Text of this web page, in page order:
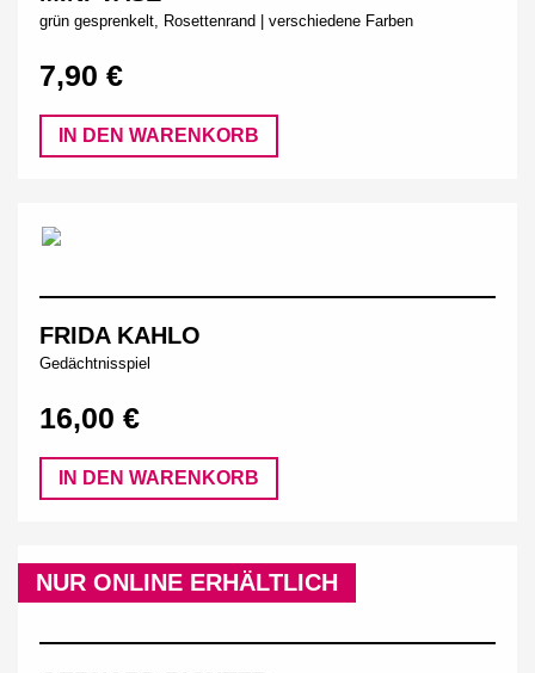
grün gesprenkelt, Rosettenrand | verschiedene Farben
7,90 €
IN DEN WARENKORB
FRIDA KAHLO
Gedächtnisspiel
16,00 €
IN DEN WARENKORB
NUR ONLINE ERHÄLTLICH